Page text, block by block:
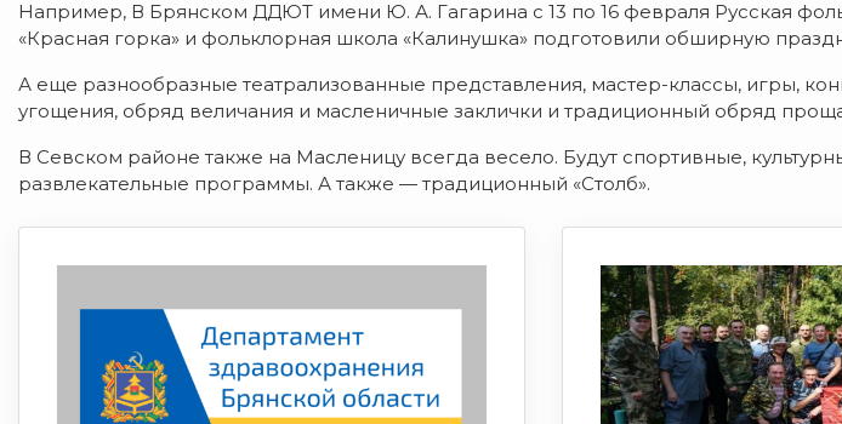
Например, В Брянском ДДЮТ имени Ю. А. Гагарина с 13 по 16 февраля Русская
«Красная горка» и фольклорная школа «Калинушка» подготовили обширную
А еще разнообразные театрализованные представления, мастер-классы, игры,
угощения, обряд величания и масленичные заклички и традиционный обряд
В Севском районе также на Масленицу всегда весело. Будут спортивные,
развлекательные программы. А также — традиционный «Столб».